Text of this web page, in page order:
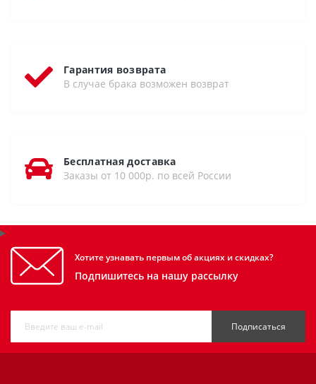
Гарантия возврата
В случае брака возможен возврат
Бесплатная доставка
Заказы от 10 000р. по всей России
Хотите узнавать первым об акциях и скидках?
Подпишитесь на нашу рассылку
Подписаться